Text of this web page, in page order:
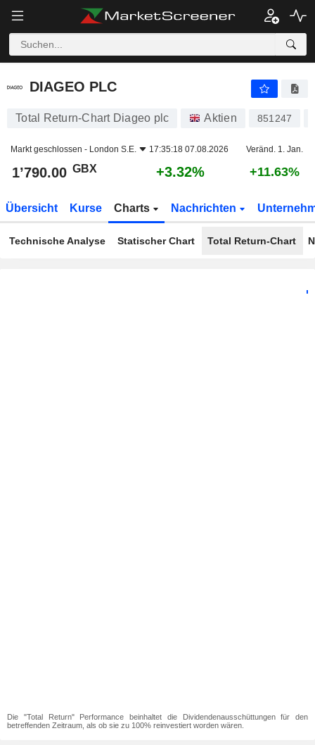
DIAGEO PLC
DIAGEO PLC
Total Return-Chart Diageo plc Aktien 851247
Markt geschlossen - London S.E. 17:35:18 07.08.2026 Veränd. 1. Jan.
1’790.00 GBX +3.32% +11.63%
Übersicht Kurse Charts Nachrichten
Technische Analyse Statischer Chart Total Return-Chart
Die "Total Return" Performance beinhaltet die Dividendenausschüttungen für den
betreffenden Zeitraum, als ob sie zu 100% reinvestiert worden wären.